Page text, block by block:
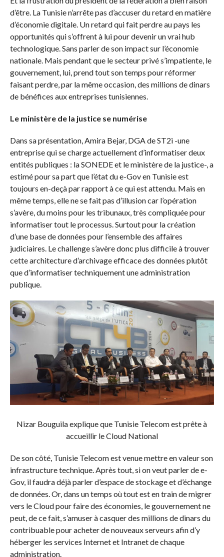
d’être. La Tunisie n’arrête pas d’accuser du retard en matière
d’économie digitale. Un retard qui fait perdre au pays les
opportunités qui s’offrent à lui pour devenir un vrai hub
technologique. Sans parler de son impact sur l’économie
nationale. Mais pendant que le secteur privé s’impatiente, le
gouvernement, lui, prend tout son temps pour réformer
faisant perdre, par la même occasion, des millions de dinars
de bénéfices aux entreprises tunisiennes.
Le ministère de la justice se numérise
Dans sa présentation, Amira Bejar, DGA de ST2i -une
entreprise qui se charge actuellement d’informatiser deux
entités publiques : la SONEDE et le ministère de la justice-, a
estimé pour sa part que l’état du e-Gov en Tunisie est
toujours en-deçà par rapport à ce qui est attendu. Mais en
même temps, elle ne se fait pas d’illusion car l’opération
s’avère, du moins pour les tribunaux, très compliquée pour
informatiser tout le processus. Surtout pour la création
d’une base de données pour l’ensemble des affaires
judiciaires. Le challenge s’avère donc plus difficile à trouver
cette architecture d’archivage efficace des données plutôt
que d’informatiser techniquement une administration
publique.
Nizar Bouguila explique que Tunisie Telecom est prête à
accueillir le Cloud National
De son côté, Tunisie Telecom est venue mettre en valeur son
infrastructure technique. Après tout, si on veut parler de e-
Gov, il faudra déjà parler d’espace de stockage et d’échange
de données. Or, dans un temps où tout est en train de migrer
vers le Cloud pour faire des économies, le gouvernement ne
peut, de ce fait, s’amuser à casquer des millions de dinars du
contribuable pour acheter de nouveaux serveurs afin d’y
héberger les services Internet et Intranet de chaque
administration.